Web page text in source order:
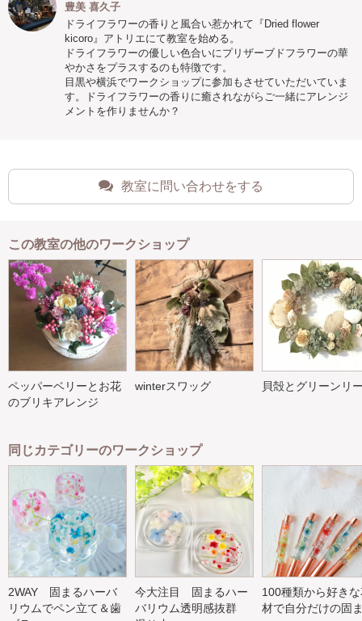
豊美 喜久子
ドライフラワーの香りと風合い惹かれて『Dried flower
kicoro』アトリエにて教室を始める。
ドライフラワーの優しい色合いにプリザーブドフラワーの華
やかさをプラスするのも特徴です。
目黒や横浜でワークショップに参加もさせていただいていま
す。ドライフラワーの香りに癒されながらご一緒にアレンジ
メントを作りませんか？
教室に問い合わせをする
この教室の他のワークショップ
ペッパーベリーとお花
のブリキアレンジ
winterスワッグ 貝殻とグリーンリ
同じカテゴリーのワークショップ
2WAY 固まるハーバ
リウムでペン立て＆歯
今大注目 固まるハー
バリウム透明感抜群
100種類から好き
材で自分だけの固